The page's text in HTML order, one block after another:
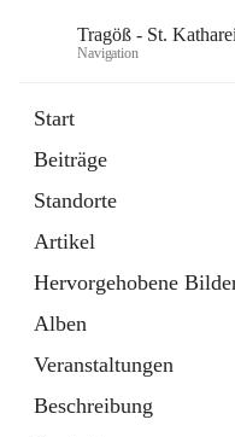
Tragöß - St.
Navigation
Start
Beiträge
Standorte
Artikel
Hervorgehobene
Alben
Veranstaltungen
Beschreibung
Externe Webseite
in
Tab
Abenteuerregion
Artikel
öffnet
in
neuem
Tab